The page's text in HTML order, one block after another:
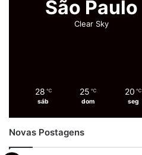
São Paulo
Clear Sky
28 ℃
sáb
25 ℃
dom
20 ℃
seg
Novas Postagens